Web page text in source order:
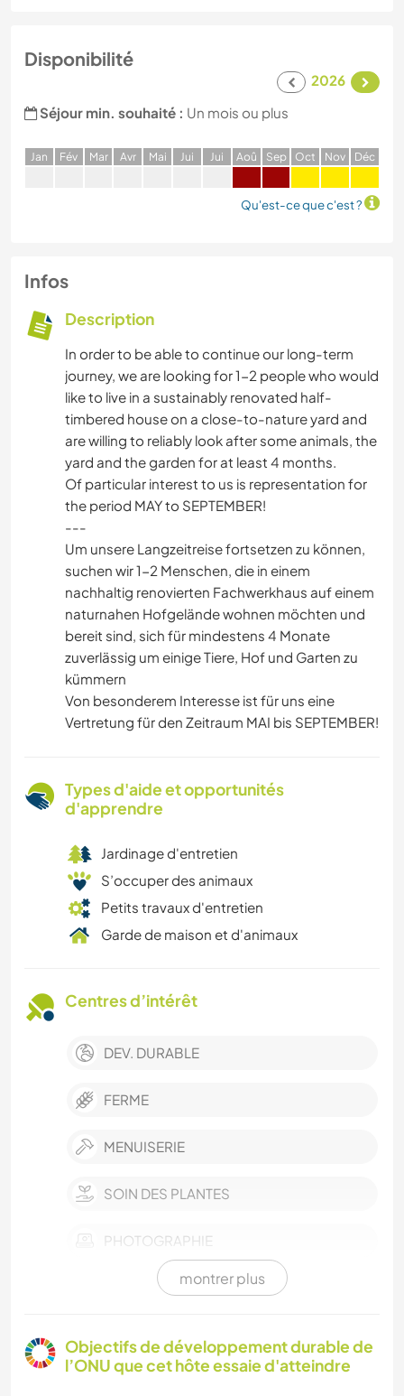
Disponibilité
2026
Séjour min. souhaité : Un mois ou plus
Jan Fév Mar Avr Mai Jui Jui Aoû Sep Oct Nov Déc
Qu'est-ce que c'est ?
Infos
Description
In order to be able to continue our long-term
journey, we are looking for 1-2 people who would
like to live in a sustainably renovated half-
timbered house on a close-to-nature yard and
are willing to reliably look after some animals, the
yard and the garden for at least 4 months.
Of particular interest to us is representation for
the period MAY to SEPTEMBER!
---
Um unsere Langzeitreise fortsetzen zu können,
suchen wir 1-2 Menschen, die in einem
nachhaltig renovierten Fachwerkhaus auf einem
naturnahen Hofgelände wohnen möchten und
bereit sind, sich für mindestens 4 Monate
zuverlässig um einige Tiere, Hof und Garten zu
kümmern
Von besonderem Interesse ist für uns eine
Vertretung für den Zeitraum MAI bis SEPTEMBER!
Types d'aide et opportunités
d'apprendre
Jardinage d'entretien
S’occuper des animaux
Petits travaux d'entretien
Garde de maison et d'animaux
Centres d’intérêt
DEV. DURABLE
FERME
MENUISERIE
SOIN DES PLANTES
PHOTOGRAPHIE
JARDINAGE
montrer plus
Objectifs de développement durable de
l’ONU que cet hôte essaie d'atteindre